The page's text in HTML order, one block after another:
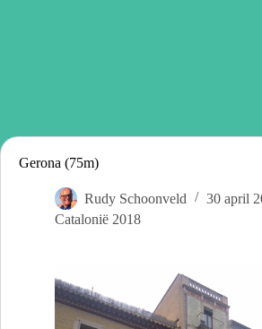
Gerona (75m)
Rudy Schoonveld
30 april
Catalonië 2018